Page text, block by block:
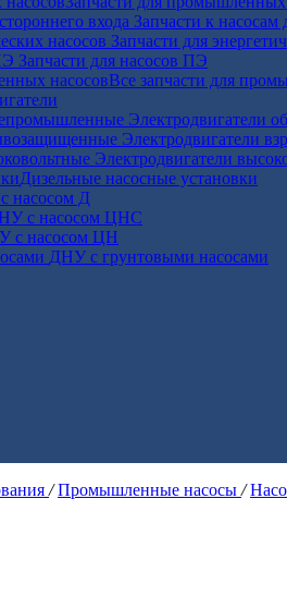
Запчасти к насосам
Запчасти для
Запчасти для насосов ПЭ
Все запчасти для
Электродвигатели
Электродвигатели
Электродвигатели
Дизельные насосные установки
насосом Д
с насосом ЦНС
с насосом ЦН
ДНУ с грунтовыми насосами
/ Промышленные насосы /